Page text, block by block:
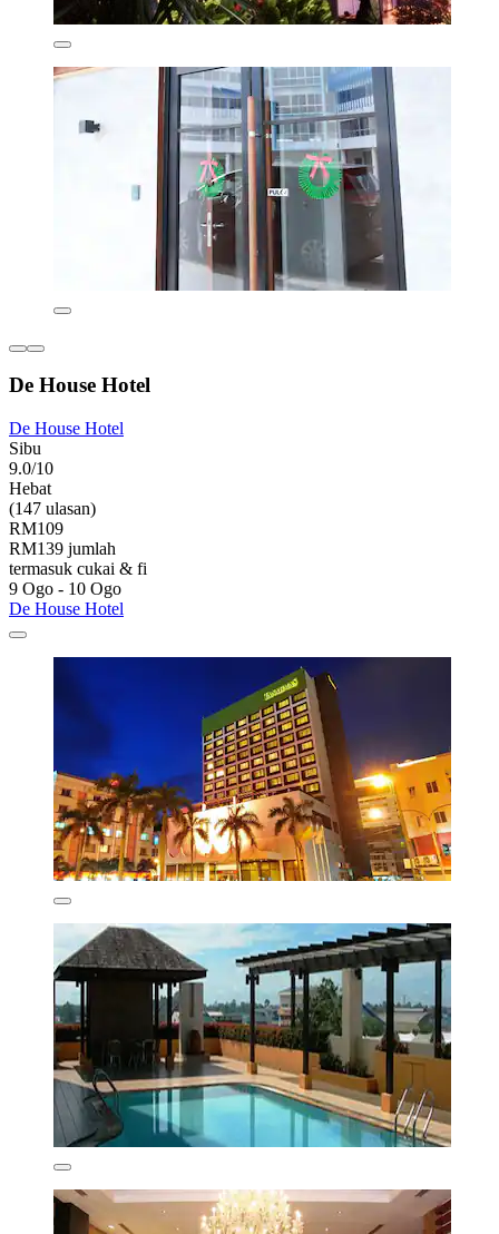
De House Hotel
De House Hotel
Sibu
9.0/10
Hebat
(147 ulasan)
RM109
RM139 jumlah
termasuk cukai & fi
9 Ogo - 10 Ogo
De House Hotel